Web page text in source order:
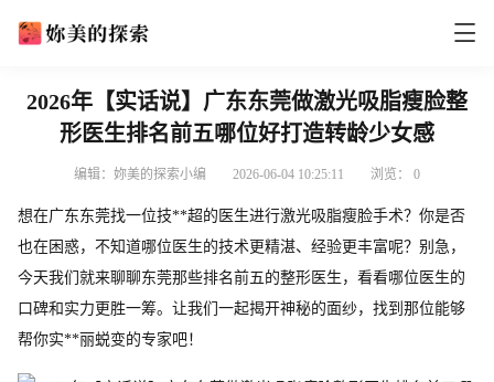
2026年【实话说】广东东莞做激光吸脂瘦脸整
形医生排名前五哪位好打造转龄少女感
编辑：妳美的探索小编 2026-06-04 10:25:11 浏览： 0
想在广东东莞找一位技**超的医生进行激光吸脂瘦脸手术？你是否
也在困惑，不知道哪位医生的技术更精湛、经验更丰富呢？别急，
今天我们就来聊聊东莞那些排名前五的整形医生，看看哪位医生的
口碑和实力更胜一筹。让我们一起揭开神秘的面纱，找到那位能够
帮你实**丽蜕变的专家吧！